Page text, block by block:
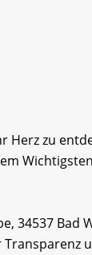
Herz zu
34537 Bad
Transparenz